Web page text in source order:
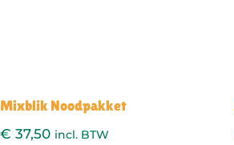
Mixblik Noodpakket
€ 37,50 incl. BTW